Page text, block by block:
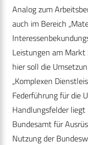
Analog zum
auch im Bereich
Leistungen am
hier soll die
„Komplexen
Federführung für die
Handlungsfelder
Bundesamt für
Nutzung der